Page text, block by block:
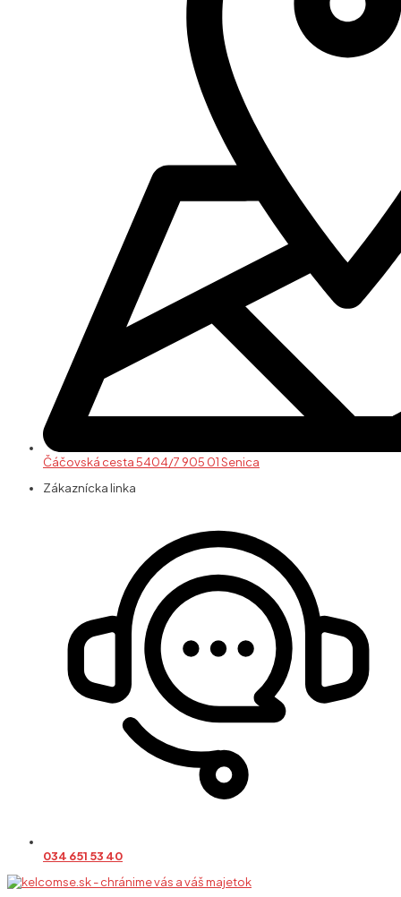
Čáčovská cesta 5404/7 905 01 Senica
Zákaznícka linka
034 651 53 40